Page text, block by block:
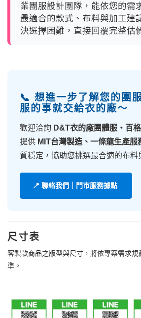
業團服設計團隊，能依您的需
最適合的款式、布料與加工建
決選擇困難，直接回覆完整估
📞 想進一步了解您的團
服的事就交給衣的廠～
歡迎洽詢 D&T衣的廠團體服・百
提供 MIT台灣製造、一條龍生產服
質穩定，協助您挑選最合適的布料
📍 聯絡我們｜門市服務據點
尺寸表
客製款商品之版型與尺寸，將依專案需求
準。